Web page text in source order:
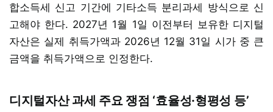
합소득세 신고 기간에 기타소득 분리과세 방식으로 신
고해야 한다. 2027년 1월 1일 이전부터 보유한 디지털
자산은 실제 취득가액과 2026년 12월 31일 시가 중 큰
금액을 취득가액으로 인정한다.
디지털자산 과세 주요 쟁점 ‘효율성·형평성 등’